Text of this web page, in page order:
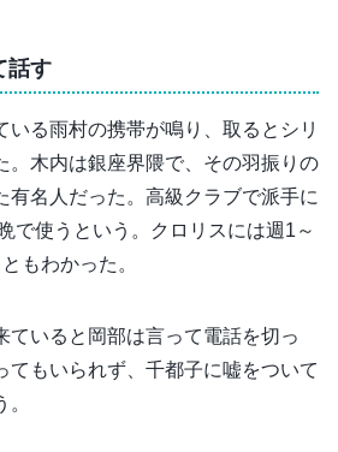
話す
いる雨村の携帯が鳴り、取るとシリ
。木内は銀座界隈で、その羽振りの
有名人だった。高級クラブで派手に
で使うという。クロリスには週1～
もわかった。
ていると岡部は言って電話を切っ
てもいられず、千都子に嘘をついて